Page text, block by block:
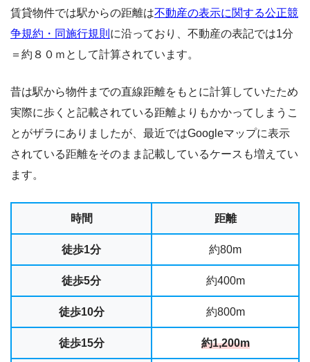
賃貸物件では駅からの距離は不動産の表示に関する公正競
争規約・同施行規則 に沿っており、不動産の表記では1分
＝約８０ｍとして計算されています。
昔は駅から物件までの直線距離をもとに計算していたため
実際に歩くと記載されている距離よりもかかってしまうこ
とがザラにありましたが、最近ではGoogleマップに表示
されている距離をそのまま記載しているケースも増えてい
ます。
時間 距離
徒歩1分 約80m
徒歩5分 約400m
徒歩10分 約800m
徒歩15分 約1,200m